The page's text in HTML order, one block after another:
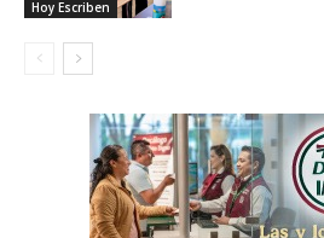
Hoy Escriben